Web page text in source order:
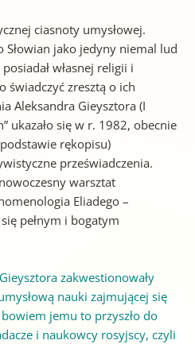
ciasnoty umysłowej.
Słowian jako jedyny niemal lud
własnej religii i
świadczyć zresztą o ich
Aleksandra Gieysztora (I
ukazało się w r. 1982, obecnie
rękopisu)
przeświadczenia.
warsztat
Eliadego –
pełnym i bogatym
zakwestionowały
nauki zajmującej się
jemu to przyszło do
i naukowcy rosyjscy, czyli